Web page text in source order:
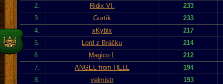
2.
Ridix VI.
233
3.
Gurtík
233
4.
xKyblx
217
5.
Lord z Bráčku
214
6.
Magico I.
212
7.
ANGEL from HELL
194
8.
velmistr
193